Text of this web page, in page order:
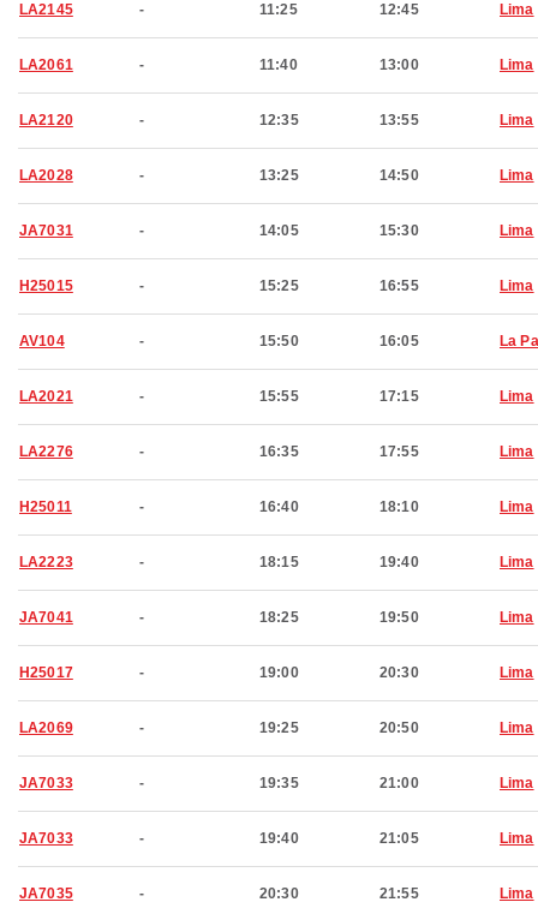
LA2145 - 11:25 12:45 Lima
LA2061 - 11:40 13:00 Lima
LA2120 - 12:35 13:55 Lima
LA2028 - 13:25 14:50 Lima
JA7031 - 14:05 15:30 Lima
H25015 - 15:25 16:55 Lima
AV104 - 15:50 16:05 La
LA2021 - 15:55 17:15 Lima
LA2276 - 16:35 17:55 Lima
H25011 - 16:40 18:10 Lima
LA2223 - 18:15 19:40 Lima
JA7041 - 18:25 19:50 Lima
H25017 - 19:00 20:30 Lima
LA2069 - 19:25 20:50 Lima
JA7033 - 19:35 21:00 Lima
JA7033 - 19:40 21:05 Lima
JA7035 - 20:30 21:55 Lima